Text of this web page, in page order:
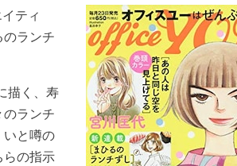
ティ
ランチ
描く、寿
ランチ
と噂の
の指示